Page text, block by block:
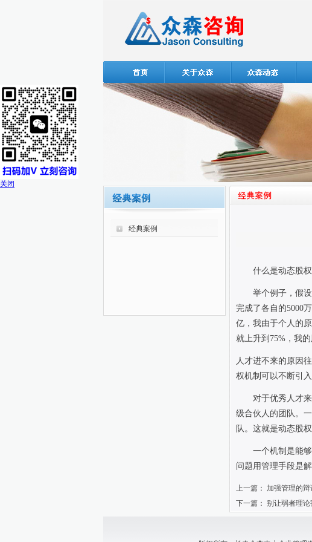
经典案例
什么是动态股
举个例子，假
完成了各自的5000
亿，我由于个人的
就上升到 75% ，我
人才进不来的原因
权机制可以不断引入
对于优秀人才
级合伙人的团队。
队。这就是动态股权
一个机制是能
问题用管理手段是解
上一篇： 加强管理的辩
下一篇： 别让弱者理论
关闭